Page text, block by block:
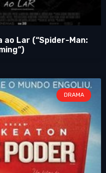
ao Lar (“Spider-Man:
DRAMA